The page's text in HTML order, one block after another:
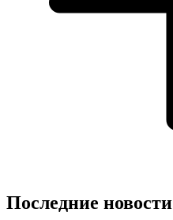
Последние новости